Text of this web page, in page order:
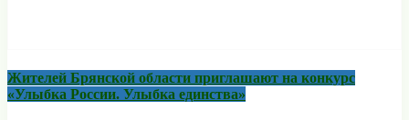
Жителей Брянской области приглашают на конкурс
«Улыбка России. Улыбка единства»